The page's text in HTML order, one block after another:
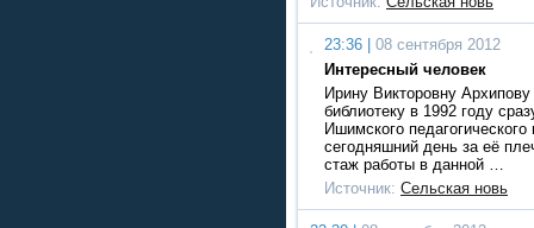
23:36 |
08 сентября 2012
Интересный человек
Ирину Викторовну
библиотеку в 1992 году
Ишимского педагогического
сегодняшний день за её
стаж работы в данной …
Источник: Сельская новь